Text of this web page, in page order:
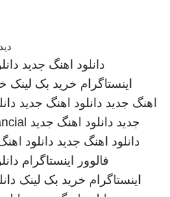
دانلود اهنگ جدید
اینستاگرام خرید بک لینک
اهنگ جدید دانلود اهنگ جدید
جدید دانلود اهنگ جدید
دانلود اهنگ جدید دانلود
فالوور اینستاگرام
اینستاگرام خرید بک لینک